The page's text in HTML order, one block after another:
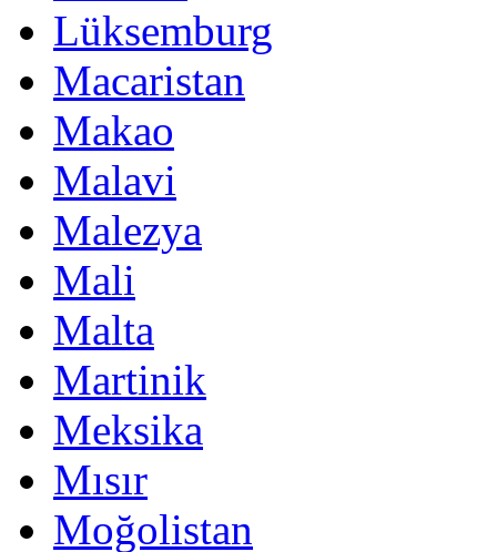
Lüksemburg
Macaristan
Makao
Malavi
Malezya
Mali
Malta
Martinik
Meksika
Mısır
Moğolistan